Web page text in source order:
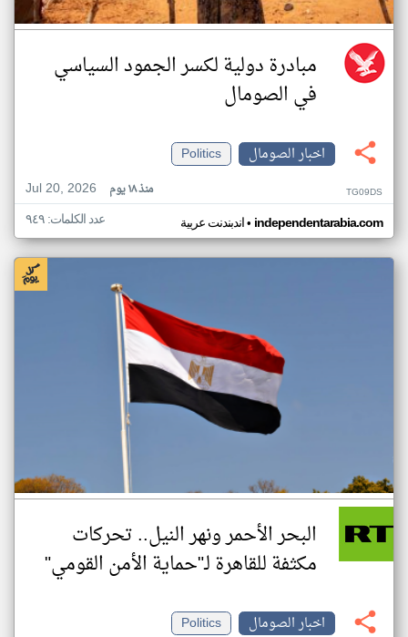
مبادرة دولية لكسر الجمود السياسي
في الصومال
اخبار الصومال
Politics
Jul 20, 2026
منذ ١٨ يوم TG09DS
اندبندنت عربية• independentarabia.com عدد الكلمات: ٩٤٩
البحر الأحمر ونهر النيل.. تحركات
مكثفة للقاهرة لـ"حماية الأمن القومي"
اخبار الصومال
Politics